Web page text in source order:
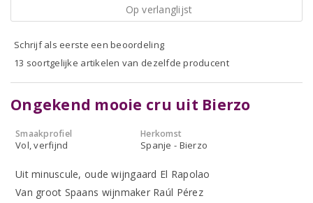
Op verlanglijst
Schrijf als eerste een beoordeling
13 soortgelijke artikelen van dezelfde producent
Ongekend mooie cru uit Bierzo
Smaakprofiel
Vol, verfijnd
Herkomst
Spanje - Bierzo
Uit minuscule, oude wijngaard El Rapolao
Van groot Spaans wijnmaker Raúl Pérez